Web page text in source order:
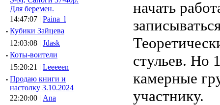
Для беремен.
14:47:07 | Paina_l
· Кубики Зайцева
12:03:08 | Jdask
· Коты-воители
15:20:21 | Leeeeen
· Продаю книги и
настолку 3.10.2024
22:20:00 | Ana
начать
стульев. Но
камерные
участнику.